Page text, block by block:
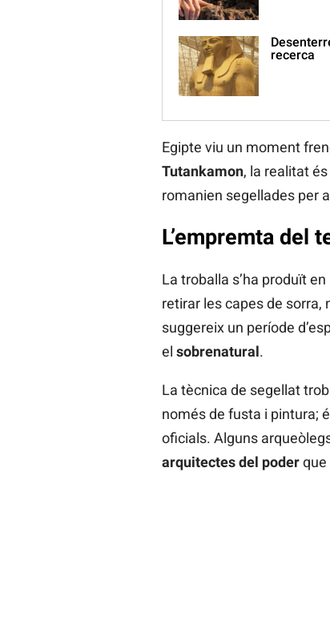
recerca
Egipte viu un moment
Tutankamon, la realitat
romanien segellades per
L’empremta del
La troballa s’ha produït
retirar les capes de sorra,
suggereix un període
el sobrenatural.
La tècnica de segellat
només de fusta i pintura;
oficials. Alguns
arquitectes del poderque